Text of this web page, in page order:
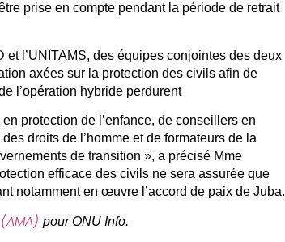
prise en compte pendant la période de retrait
et l’UNITAMS, des équipes conjointes des deux
axées sur la protection des civils afin de
l’opération hybride perdurent
protection de l’enfance, de conseillers en
droits de l’homme et de formateurs de la
de transition », a précisé Mme
efficace des civils ne sera assurée que
notamment en œuvre l’accord de paix de Juba.
pour ONU Info.